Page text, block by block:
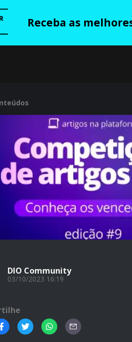
Receba as
DIO Community
03/10/2023 16:19